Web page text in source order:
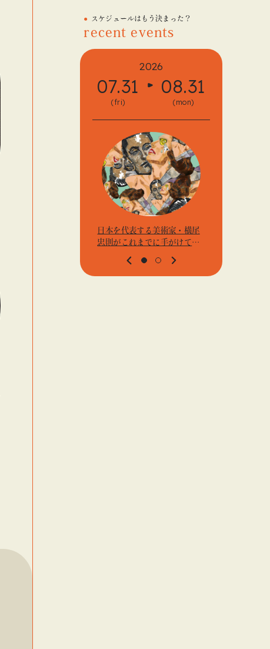
スケジュールはもう決まった？
recent events
2026
07.31
(fri)
08.31
(mon)
日本を代表する美術家・横尾
忠則がこれまでに手がけてき
た展示を〈B GALLERY〉にて
開催